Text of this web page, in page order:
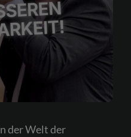
der Welt der